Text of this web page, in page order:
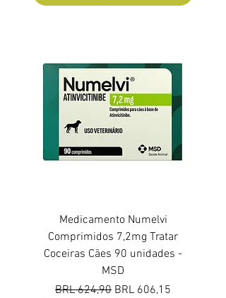
Medicamento Numelvi
Comprimidos 7,2mg Tratar
Coceiras Cães 90 unidades -
MSD
Precio
BRL 624,90 Precio de oferta
BRL 606,15